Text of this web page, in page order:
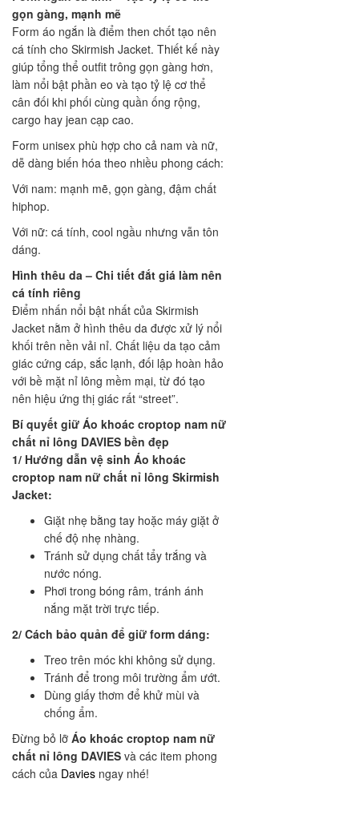
gọn gàng, mạnh mẽ
Form áo ngắn là điểm then chốt tạo nên
cá tính cho Skirmish Jacket. Thiết kế này
giúp tổng thể outfit trông gọn gàng hơn,
làm nổi bật phần eo và tạo tỷ lệ cơ thể
cân đối khi phối cùng quần ống rộng,
cargo hay jean cạp cao.
Form unisex phù hợp cho cả nam và nữ,
dễ dàng biến hóa theo nhiều phong cách:
Với nam: mạnh mẽ, gọn gàng, đậm chất
hiphop.
Với nữ: cá tính, cool ngầu nhưng vẫn tôn
dáng.
Hình thêu da – Chi tiết đắt giá làm nên
cá tính riêng
Điểm nhấn nổi bật nhất của Skirmish
Jacket nằm ở hình thêu da được xử lý nổi
khối trên nền vải nỉ. Chất liệu da tạo cảm
giác cứng cáp, sắc lạnh, đối lập hoàn hảo
với bề mặt nỉ lông mềm mại, từ đó tạo
nên hiệu ứng thị giác rất “street”.
Bí quyết giữ Áo khoác croptop nam nữ
chất nỉ lông DAVIES bền đẹp
1/ Hướng dẫn vệ sinh Áo khoác
croptop nam nữ chất nỉ lông Skirmish
Jacket:
Giặt nhẹ bằng tay hoặc máy giặt ở
chế độ nhẹ nhàng.
Tránh sử dụng chất tẩy trắng và
nước nóng.
Phơi trong bóng râm, tránh ánh
nắng mặt trời trực tiếp.
2/ Cách bảo quản để giữ form dáng:
Treo trên móc khi không sử dụng.
Tránh để trong môi trường ẩm ướt.
Dùng giấy thơm để khử mùi và
chống ẩm.
Đừng bỏ lỡ Áo khoác croptop nam nữ
chất nỉ lông DAVIES và các item phong
cách của Davies ngay nhé!